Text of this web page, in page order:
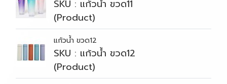
SKU : แก้วน้ำ ขวด11
(Product)
แก้วน้ำ ขวด12
SKU : แก้วน้ำ ขวด12
(Product)